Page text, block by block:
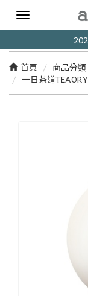
Toggle
navigation
首頁 商品分類
一日茶道